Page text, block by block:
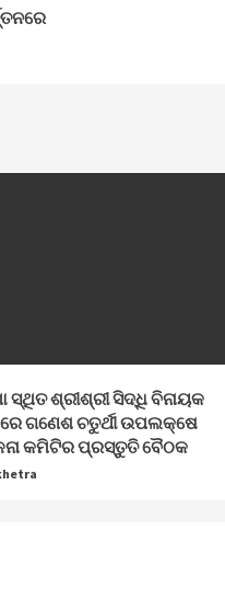
ସ୍ଥିତ ଶ୍ରୀଶ୍ରୀ ସିଦ୍ଧି ବିନାୟକ
ଗଣେଶ ଚତୁର୍ଥୀ ଉପଲକ୍ଷେ
କମିଟିର ପ୍ରସ୍ତୁତି ବୈଠକ